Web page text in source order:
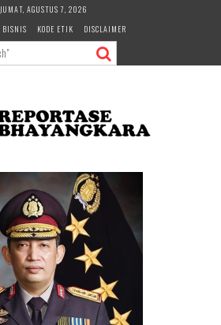
JUMAT, AGUSTUS 7, 2026
BISNIS KODE ETIK DISCLAIMER